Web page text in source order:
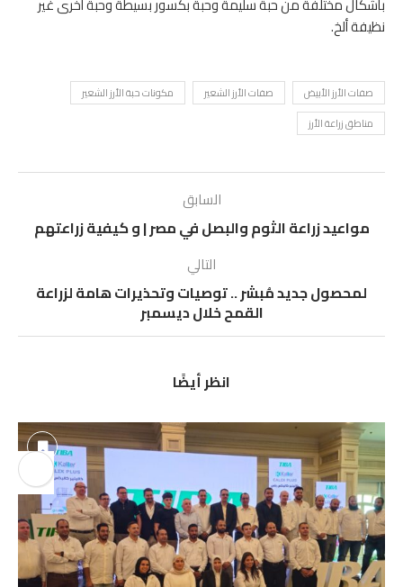
نظيفة ألخ.
صفات الأرز الأبيض صفات الأرز الشعير
مكونات حبة الأرز الشعير
مناطق زراعة الأرز
السابق
مواعيد زراعة الثوم والبصل في مصر | و كيفية زراعتهم
التالي
لمحصول جديد مُبشر .. توصيات وتحذيرات هامة لزراعة
القمح خلال ديسمبر
انظر أيضًا